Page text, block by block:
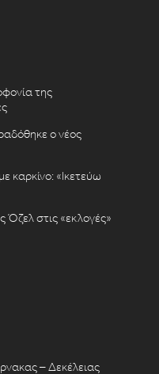
της
ο νέος
καρκίνο: «Ικετεύω
Όζελ στις «εκλογές»
– Δεκέλειας